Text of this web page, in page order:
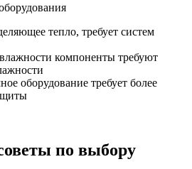
тепло, требует систем
компоненты требуют
оборудование требует более
по выбору